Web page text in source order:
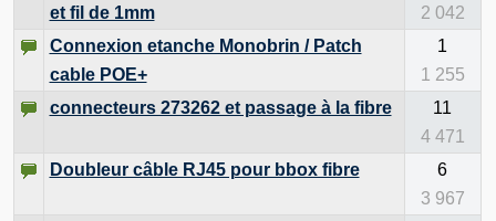
et fil de 1mm
2 042
Connexion etanche Monobrin / Patch
cable POE+
1
1 255
connecteurs 273262 et passage à la fibre
11
4 471
Doubleur câble RJ45 pour bbox fibre
6
3 967